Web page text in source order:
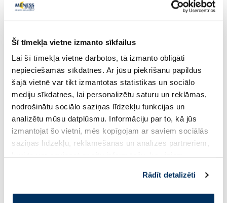
Šī tīmekļa vietne izmanto sīkfailus
Lai šī tīmekļa vietne darbotos, tā izmanto obligāti
nepieciešamās sīkdatnes. Ar jūsu piekrišanu papildus
šajā vietnē var tikt izmantotas statistikas un sociālo
mediju sīkdatnes, lai personalizētu saturu un reklāmas,
nodrošinātu sociālo saziņas līdzekļu funkcijas un
analizētu mūsu datplūsmu. Informāciju par to, kā jūs
izmantojat šo vietni, mēs kopīgojam ar saviem sociālās
saziņas līdzekļu, reklamēšanas un analīzes partneriem,
pakalpojumus. Ja piekrītat šo papildu sīkdatņu
izmantošanai, lūdzu, atzīmējiet savu izvēli:
Rādīt detalizēti
Pirkt
Standarta cena: 17.69 €
Page 1 of 10
Saules aizsardzībai vasarā ☀️
Vairāk...
-60%